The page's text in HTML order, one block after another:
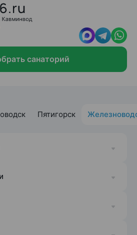
санаторий
Пятигорск